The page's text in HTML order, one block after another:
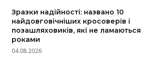
Зразки надійності: названо 10
найдовговічніших кросоверів і
позашляховиків, які не ламаються
роками
04.08.2026